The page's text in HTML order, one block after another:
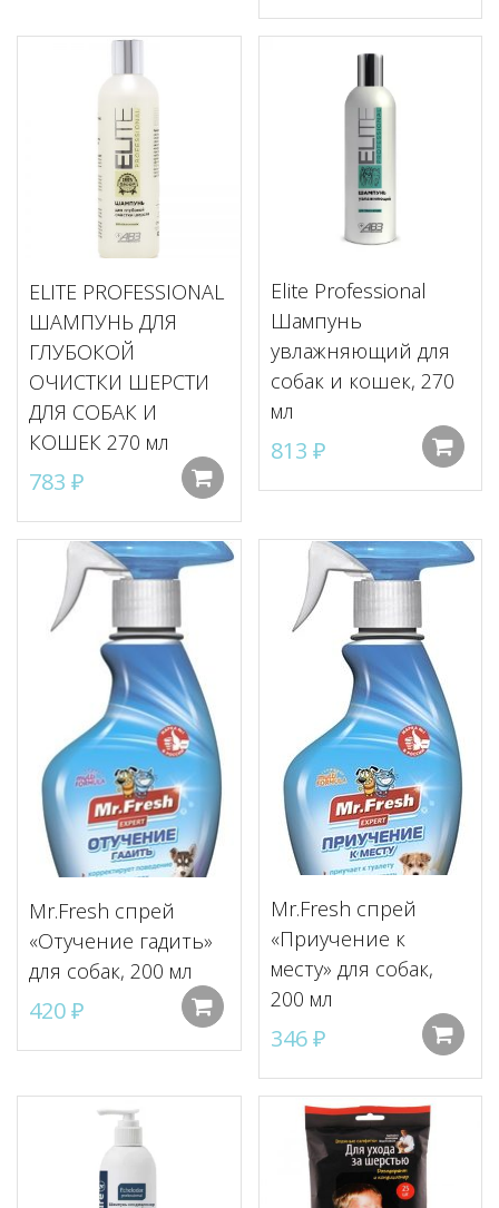
ELITE PROFESSIONAL
ШАМПУНЬ ДЛЯ
ГЛУБОКОЙ
ОЧИСТКИ ШЕРСТИ
ДЛЯ СОБАК И
КОШЕК 270 мл
783 ₽
Elite Professional
Шампунь
увлажняющий для
собак и кошек, 270
мл
813 ₽
Mr.Fresh спрей
«Отучение гадить»
для собак, 200 мл
420₽ Добавить в корзину
Mr.Fresh спрей
«Приучение к
месту» для собак,
200 мл
346₽